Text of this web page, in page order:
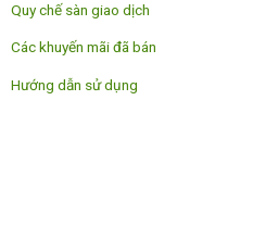
Quy chế sàn giao dịch
Các khuyến mãi đã bán
Hướng dẫn sử dụng